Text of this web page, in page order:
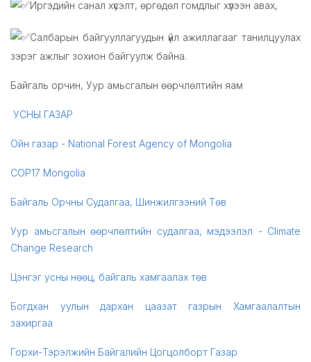
Иргэдийн санал хүсэлт, өргөдөл гомдлыг хүлээн авах,
Салбарын байгууллагуудын үйл ажиллагааг танилцуулах
зэрэг ажлыг зохион байгуулж байна.
Байгаль орчин, Уур амьсгалын өөрчлөлтийн яам
УСНЫ ГАЗАР
Ойн газар - National Forest Agency of Mongolia
COP17 Mongolia
Байгаль Орчны Судалгаа, Шинжилгээний Төв
Уур амьсгалын өөрчлөлтийн судалгаа, мэдээлэл - Climate
Change Research
Цэнгэг усны нөөц, байгаль хамгаалах төв
Богдхан уулын дархан цаазат газрын Хамгаалалтын
захиргаа
Горхи-Тэрэлжийн Байгалийн Цогцолборт Газар